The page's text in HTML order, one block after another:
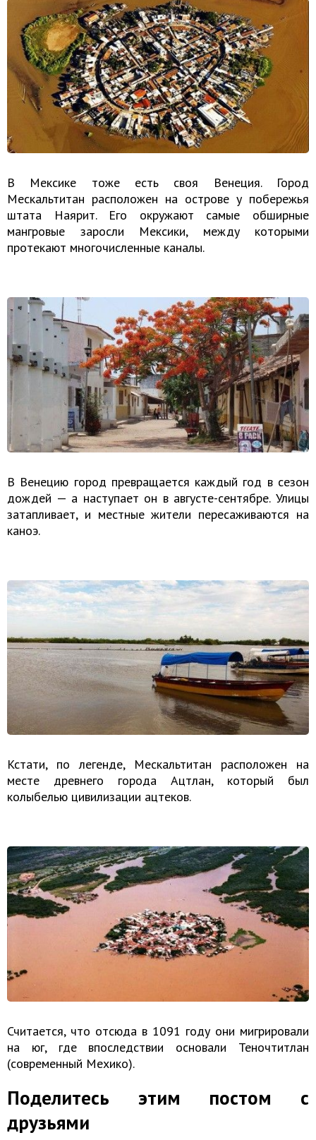
В Мексике тоже есть своя Венеция. Город
Мескальтитан расположен на острове у побережья
штата Наярит. Его окружают самые обширные
мангровые заросли Мексики, между которыми
протекают многочисленные каналы.
В Венецию город превращается каждый год в сезон
дождей — а наступает он в августе-сентябре. Улицы
затапливает, и местные жители пересаживаются на
каноэ.
Кстати, по легенде, Мескальтитан расположен на
месте древнего города Ацтлан, который был
колыбелью цивилизации ацтеков.
Считается, что отсюда в 1091 году они мигрировали
на юг, где впоследствии основали Теночтитлан
(современный Мехико).
Поделитесь этим постом с
друзьями